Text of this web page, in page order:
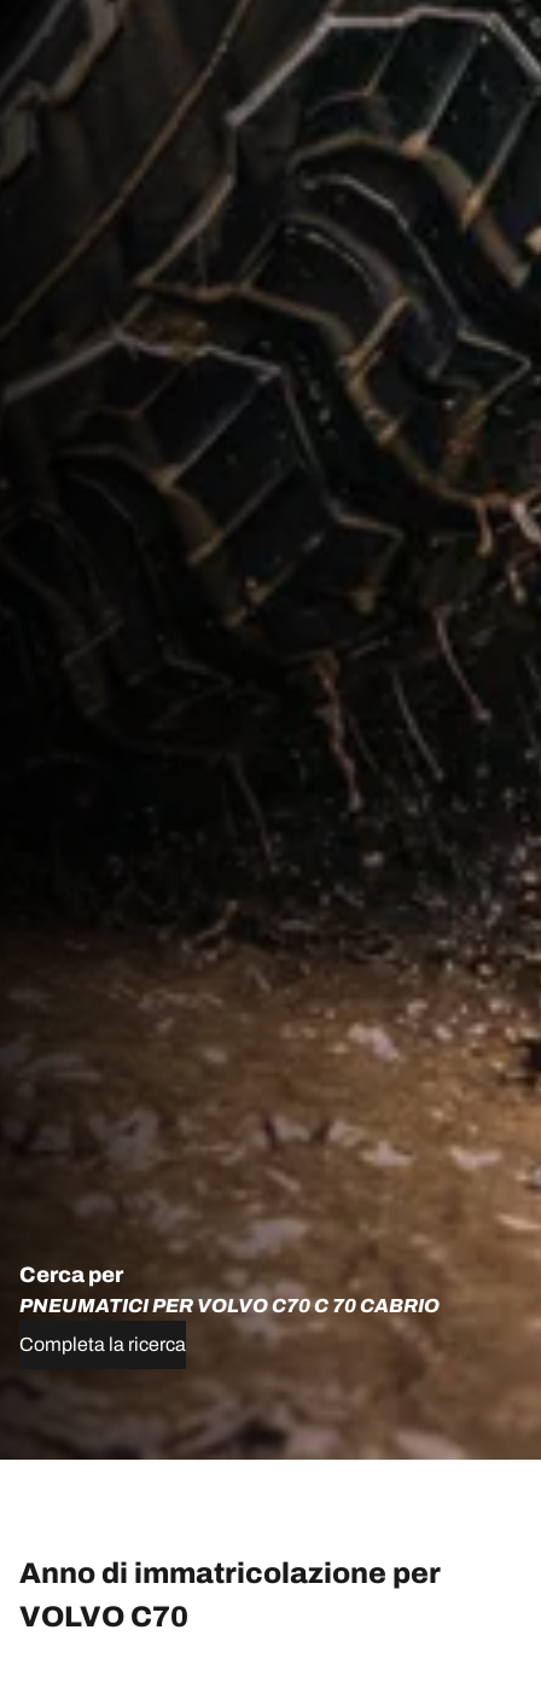
Cerca per
PNEUMATICI PER VOLVO C70 C 70 CABRIO
Completa la ricerca
Anno di immatricolazione per
VOLVO C70